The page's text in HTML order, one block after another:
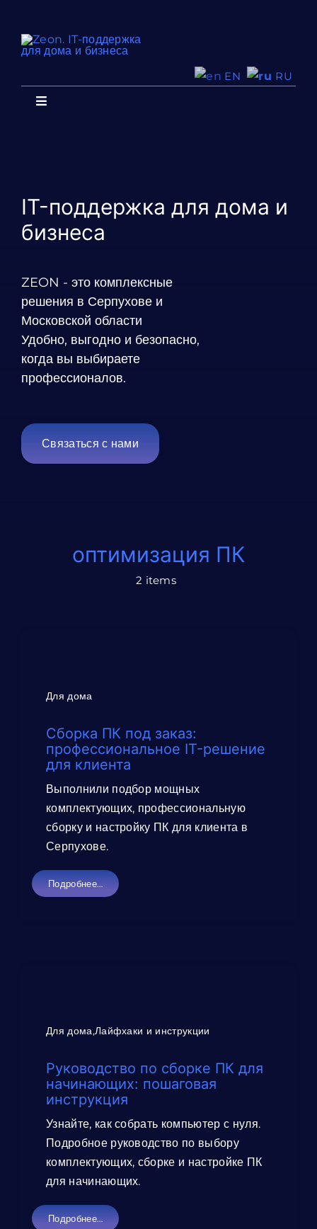
content
EN RU
Toggle
Отзывы
Блог
IT-поддержка для дома и
бизнеса
ZEON - это комплексные
решения в Серпухове и
Московской области
Удобно, выгодно и безопасно,
когда вы выбираете
профессионалов.
Связаться с нами
оптимизация ПК
2 items
Для дома
Сборка ПК под заказ:
профессиональное IT-решение
для клиента
Выполнили подбор мощных
комплектующих, профессиональную
сборку и настройку ПК для клиента в
Серпухове.
Подробнее…
Для дома,Лайфхаки и инструкции
Руководство по сборке ПК для
начинающих: пошаговая
инструкция
Узнайте, как собрать компьютер с нуля.
Подробное руководство по выбору
комплектующих, сборке и настройке ПК
для начинающих.
Подробнее…